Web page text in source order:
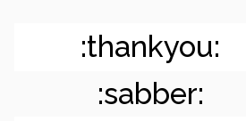
:thankyou:
:sabber: